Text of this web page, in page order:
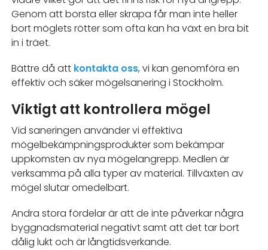
Genom att borsta eller skrapa får man inte heller
bort möglets rötter som ofta kan ha växt en bra bit
in i träet.
Bättre då att kontakta oss, vi kan genomföra en
effektiv och säker mögelsanering i Stockholm.
Viktigt att kontrollera mögel
Vid saneringen använder vi effektiva
mögelbekämpningsprodukter som bekämpar
uppkomsten av nya mögelangrepp. Medlen är
verksamma på alla typer av material. Tillväxten av
mögel slutar omedelbart.
Andra stora fördelar är att de inte påverkar några
byggnadsmaterial negativt samt att det tar bort
dålig lukt och är långtidsverkande.